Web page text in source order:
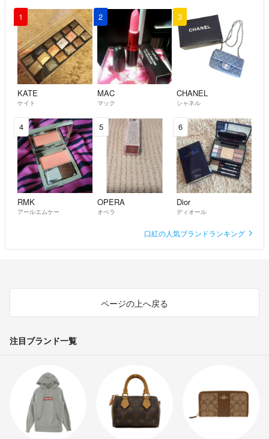
1
KATE
ケイト
2
MAC
マック
3
CHANEL
シャネル
4
RMK
アールエムケー
5
OPERA
オペラ
6
Dior
ディオール
口紅の人気ブランドランキング
ページの上へ戻る
注目ブランド一覧